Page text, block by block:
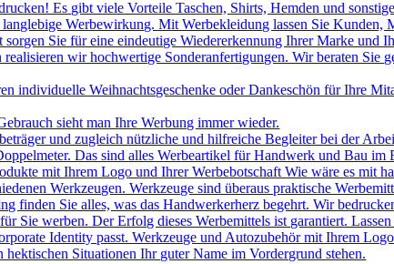
Es gibt viele Vorteile Taschen, Shirts, Hemden und
Werbewirkung. Mit Werbekleidung lassen Sie Kunden,
Sie für eine eindeutige Wiedererkennung Ihrer Marke
wir hochwertige Sonderanfertigungen. Wir beraten Sie
individuelle Weihnachtsgeschenke oder Dankeschön für Ihre
sieht man Ihre Werbung immer wieder.
und zugleich nützliche und hilfreiche Begleiter bei der
Das sind alles Werbeartikel für Handwerk und Bau
mit Ihrem Logo und Ihrer Werbebotschaft Wie wäre es mit
Werkzeugen. Werkzeuge sind überaus praktische
finden Sie alles, was das Handwerkerherz begehrt. Wir
Sie werben. Der Erfolg dieses Werbemittels ist garantiert.
Identity passt. Werkzeuge und Autozubehör mit Ihrem
Situationen Ihr guter Name im Vordergrund stehen.